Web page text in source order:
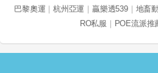
巴黎奧運 ｜杭州亞運 ｜贏樂透539｜ 地畜
RO私服
POE流派推